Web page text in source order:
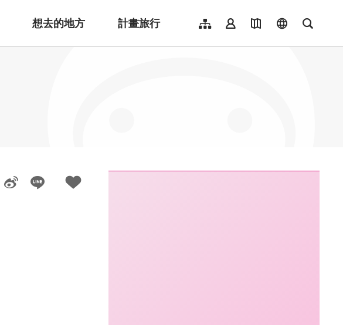
想去的地方 計畫旅行
網站導覽會員登入地圖導覽language全文檢
:::